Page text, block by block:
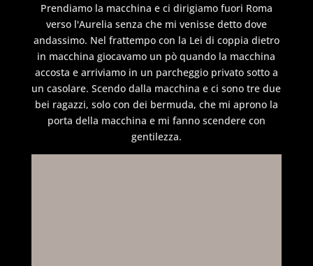
Prendiamo la macchina e ci dirigiamo fuori Roma
verso l'Aurelia senza che mi venisse detto dove
andassimo. Nel frattempo con la Lei di coppia dietro
in macchina giocavamo un pò quando la macchina
accosta e arriviamo in un parcheggio privato sotto a
un casolare. Scendo dalla macchina e ci sono tre due
bei ragazzi, solo con dei bermuda, che mi aprono la
porta della macchina e mi fanno scendere con
gentilezza.